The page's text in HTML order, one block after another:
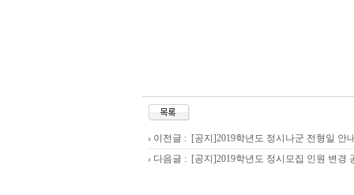
이전글 : [공지]2019학년도 정시나군 전형일 안
다음글 : [공지]2019학년도 정시모집 인원 변경